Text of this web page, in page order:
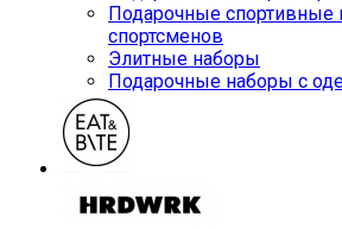
Подарочные спортивные
спортсменов
Элитные наборы
Подарочные наборы с